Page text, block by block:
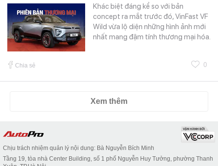
Khác biệt đáng kể so với bản
concept ra mắt trước đó, VinFast VF
Wild vừa lộ diện những hình ảnh mới
nhất mang đậm tính thương mại hóa.
Chia sẻ 0
Xem thêm
Chịu trách nhiệm quản lý nội dung: Bà Nguyễn Bích Minh
Tầng 19, tòa nhà Center Building, số 1 phố Nguyễn Huy Tưởng, phường Thanh